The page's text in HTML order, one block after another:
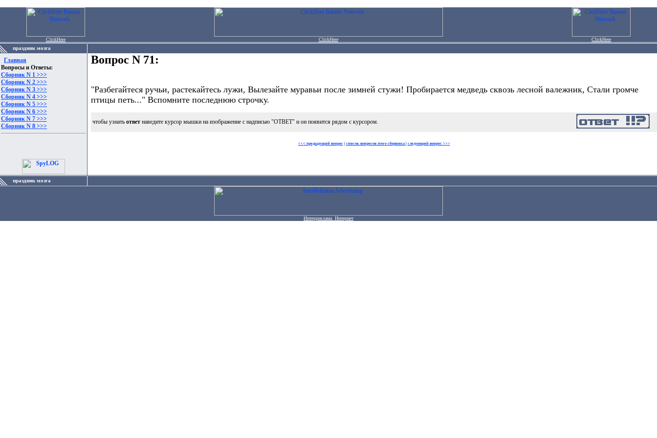
ClickHere ClickHere
ClickHere
праздник мозга
Главная
Вопросы и Ответы:
Сборник N 1 >>>
Сборник N 2 >>>
Сборник N 3 >>>
Сборник N 4 >>>
Сборник N 5 >>>
Сборник N 6 >>>
Сборник N 7 >>>
Сборник N 8 >>>
Вопрос N 71:
"Разбегайтеся ручьи, растекайтесь лужи, Вылезайте муравьи после зимней стужи! Пробирается медведь сквозь лесной валежник, Стали громче
птицы петь..." Вспомните последнюю строчку.
чтобы узнать ответ наведите курсор мышки на изображение с надписью "ОТВЕТ" и он появится рядом с курсором.
<<< предыдущий вопрос| список вопросов этого сборника следующий вопрос >>>
праздник мозга
Интерреклама. Интернет